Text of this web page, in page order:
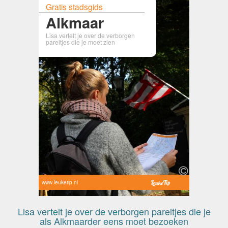
Gratis stadsgids
Alkmaar
Lisa vertelt je over de verborgen
pareltjes die je moet zien
www.leuketip.nl
Lisa vertelt je over de verborgen pareltjes die je
als Alkmaarder eens moet bezoeken